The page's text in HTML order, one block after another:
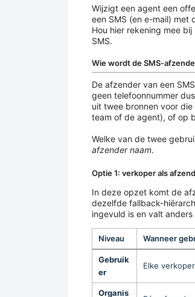
Wijzigt een agent een
een SMS (en e-mail) met
Hou hier rekening mee
SMS.
Wie wordt de SMS-
De afzender van een
geen telefoonnummer
uit twee bronnen voor
team of de agent), of op
Welke van de twee
afzender naam.
Optie 1: verkoper als
In deze opzet komt de
dezelfde fallback-
ingevuld is en valt
Niveau Wanneer
Gebruik
er
Elke
Organis